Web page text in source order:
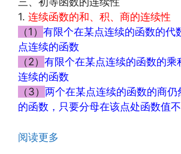
1. 连续函数的和、积、商的连续性
（1） 有限个在某点连续的函数的代
点连续的函数
（2） 有限个在某点连续的函数的乘
连续的函数
（3） 两个在某点连续的函数的商仍
的函数，只要分母在该点处函数值
阅读更多